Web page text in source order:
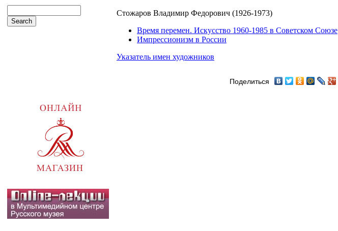
Стожаров Владимир Федорович (1926-1973)
Время перемен. Искусство 1960-1985 в Советском Союзе
Импрессионизм в России
Указатель имен художников
Поделиться